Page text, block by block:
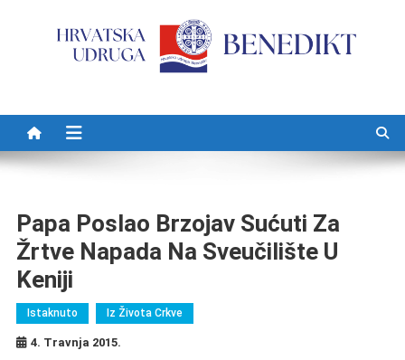
Papa Poslao Brzojav Sućuti Za
Žrtve Napada Na Sveučilište U
Keniji
Istaknuto Iz Života Crkve
4. Travnja 2015.